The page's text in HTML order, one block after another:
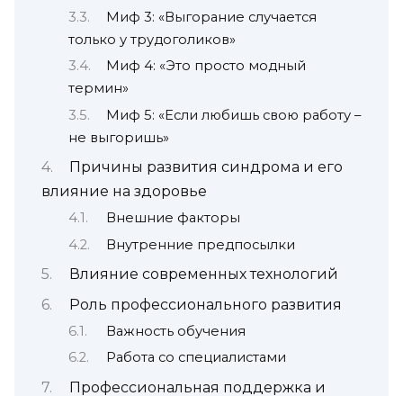
Миф 3: «Выгорание случается
только у трудоголиков»
Миф 4: «Это просто модный
термин»
Миф 5: «Если любишь свою работу –
не выгоришь»
Причины развития синдрома и его
влияние на здоровье
Внешние факторы
Внутренние предпосылки
Влияние современных технологий
Роль профессионального развития
Важность обучения
Работа со специалистами
Профессиональная поддержка и